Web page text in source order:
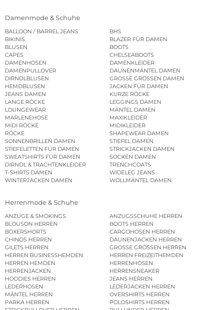
Damenmode & Schuhe
BALLOON / BARREL JEANS
BHS
BIKINIS
BLAZER FÜR DAMEN
BLUSEN
BOOTS
CAPES
CHELSEABOOTS
DAMENHOSEN
DAMENKLEIDER
DAMENPULLOVER
DAUNENMÄNTEL DAMEN
DIRNDLBLUSEN
GROSSE GRÖSSEN DAMEN
HEMDBLUSEN
JACKEN FÜR DAMEN
JEANS DAMEN
KURZE RÖCKE
LANGE RÖCKE
LEGGINGS DAMEN
LOUNGEWEAR
MÄNTEL DAMEN
MARLENEHOSE
MAXIKLEIDER
MIDI RÖCKE
MIDIKLEIDER
RÖCKE
SHAPEWEAR DAMEN
SONNENBRILLEN DAMEN
STIEFEL DAMEN
STIEFELETTEN FÜR DAMEN
STRICKJACKEN DAMEN
SWEATSHIRTS FÜR DAMEN
SOCKEN DAMEN
DIRNDL & TRACHTENKLEIDER
TRENCHCOATS
T-SHIRTS DAMEN
WIDELEG JEANS
WINTERJACKEN DAMEN
WOLLMÄNTEL DAMEN
Herrenmode & Schuhe
ANZÜGE & SMOKINGS
ANZUGSSCHUHE HERREN
BLOUSON HERREN
BOOTS HERREN
BOXERSHORTS
CARGOHOSEN HERREN
CHINOS HERREN
DAUNENJACKEN HERREN
GILETS HERREN
GROSSE GRÖSSEN HERREN
HERREN BUSINESSHEMDEN
HERREN FREIZEITHEMDEN
HERREN HEMDEN
HERRENHOSEN
HERRENJACKEN
HERRENSNEAKER
HOODIES HERREN
JEANS HERREN
LEDERHOSEN
LEDERJACKEN HERREN
MÄNTEL HERREN
OVERSHIRTS HERREN
PARKA HERREN
POLOSHIRTS HERREN